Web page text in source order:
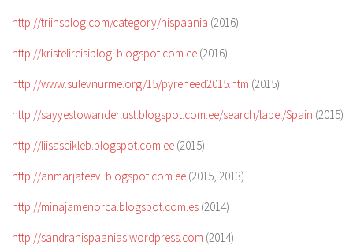
http://triinsblog.com/category/hispaania (2016)
http://kristelireisiblogi.blogspot.com.ee (2016)
http://www.sulevnurme.org/15/pyreneed2015.htm (2015)
http://sayyestowanderlust.blogspot.com.ee/search/label/Spain (2015)
http://liisaseikleb.blogspot.com.ee (2015)
http://anmarjateevi.blogspot.com.ee (2015, 2013)
http://minajamenorca.blogspot.com.es (2014)
http://sandrahispaanias.wordpress.com (2014)